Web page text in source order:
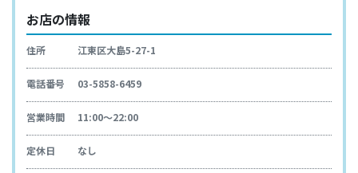
お店の情報
住所 江東区大島5-27-1
電話番号 03-5858-6459
営業時間 11:00～22:00
定休日 なし